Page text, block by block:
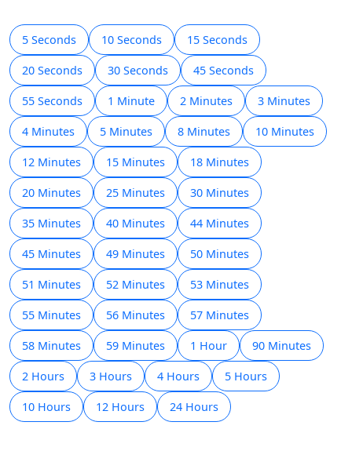
5 Seconds 10 Seconds 15 Seconds
20 Seconds 30 Seconds 45 Seconds
55 Seconds 1 Minute 2 Minutes 3 Minutes
4 Minutes 5 Minutes 8 Minutes 10 Minutes
12 Minutes 15 Minutes 18 Minutes
20 Minutes 25 Minutes 30 Minutes
35 Minutes 40 Minutes 44 Minutes
45 Minutes 49 Minutes 50 Minutes
51 Minutes 52 Minutes 53 Minutes
55 Minutes 56 Minutes 57 Minutes
58 Minutes 59 Minutes 1 Hour 90 Minutes
2 Hours 3 Hours 4 Hours 5 Hours
10 Hours 12 Hours 24 Hours